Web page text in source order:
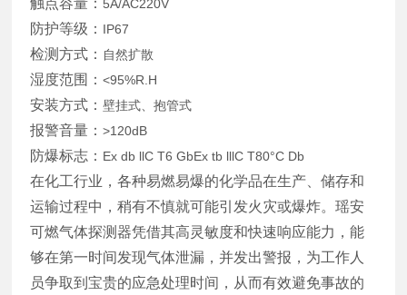
5A/AC220V
防护等级： IP67
检测方式： 自然扩散
湿度范围：<95%R.H
安装方式：壁挂式、抱管式
报警音量：>120dB
防爆标志： Ex db llC T6 GbEx tb lllC T80°C Db
在化工行业，各种易燃易爆的化学品在生产、储存和
运输过程中，稍有不慎就可能引发火灾或爆炸。瑶安
可燃气体探测器凭借其高灵敏度和快速响应能力，能
够在第一时间发现气体泄漏，并发出警报，为工作人
员争取到宝贵的应急处理时间，从而有效避免事故的